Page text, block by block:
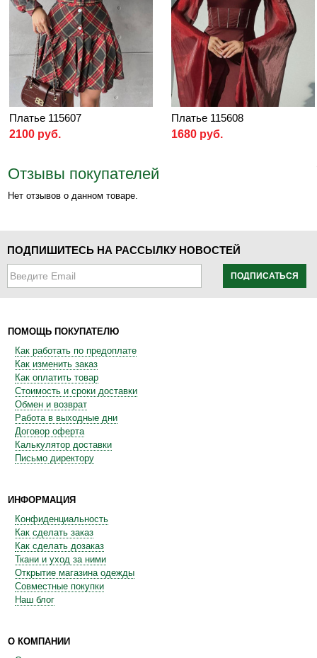
Платье 115607
2100 руб.
Платье 115608
1680 руб.
Отзывы покупателей
Нет отзывов о данном товаре.
ПОДПИШИТЕСЬ НА РАССЫЛКУ НОВОСТЕЙ
ПОДПИСАТЬСЯ
ПОМОЩЬ ПОКУПАТЕЛЮ
Как работать по предоплате
Как изменить заказ
Как оплатить товар
Стоимость и сроки доставки
Обмен и возврат
Работа в выходные дни
Договор оферта
Калькулятор доставки
Письмо директору
ИНФОРМАЦИЯ
Конфиденциальность
Как сделать заказ
Как сделать дозаказ
Ткани и уход за ними
Открытие магазина одежды
Совместные покупки
Наш блог
О КОМПАНИИ